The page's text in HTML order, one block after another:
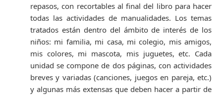
repasos, con recortables al final del libro para hacer
todas las actividades de manualidades. Los temas
tratados están dentro del ámbito de interés de los
niños: mi familia, mi casa, mi colegio, mis amigos,
mis colores, mi mascota, mis juguetes, etc. Cada
unidad se compone de dos páginas, con actividades
breves y variadas (canciones, juegos en pareja, etc.)
y algunas más extensas que deben hacer a partir de